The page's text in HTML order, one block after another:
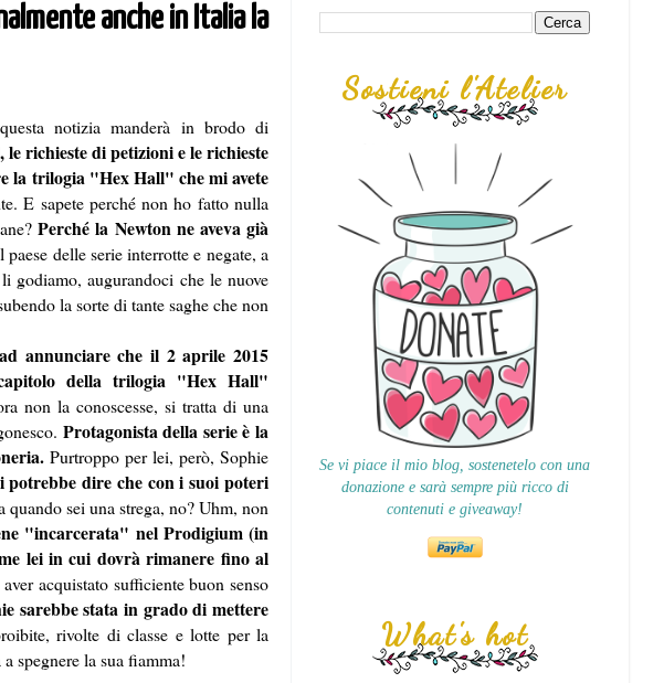
anche in Italia la
notizia manderà in brodo di
richieste di petizioni e le richieste
la trilogia "Hex Hall" che mi avete
E sapete perché non ho fatto nulla
Perché la Newton ne aveva già
paese delle serie interrotte e negate, a
godiamo, augurandoci che le nuove
la sorte di tante saghe che non
annunciare che il 2 aprile 2015
della trilogia "Hex Hall"
non la conoscesse, si tratta di una
Protagonista della serie è la
Purtroppo per lei, però, Sophie
potrebbe dire che con i suoi poteri
quando sei una strega, no? Uhm, non
"incarcerata" nel Prodigium (in
lei in cui dovrà rimanere fino al
acquistato sufficiente buon senso
sarebbe stata in grado di mettere
rivolte di classe e lotte per la
spegnere la sua fiamma!
Sostieni l'Atelier
Se vi piace il mio blog, sostenetelo con una
donazione e sarà sempre più ricco di
contenuti e giveaway!
What's hot